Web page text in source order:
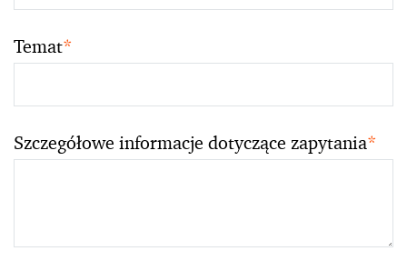
Temat*
Szczegółowe informacje dotyczące zapytania*